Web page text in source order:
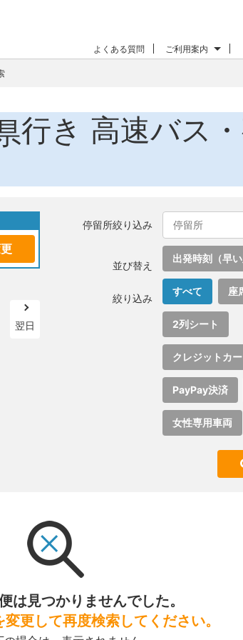
よくある質問 ご利用案内
行き 高速バス
翌日
停留所絞り込み
並び替え
出発時刻（早い
絞り込み
すべて 座
2列シート
クレジットカ
PayPay決済
女性専用車両
は見つかりませんでした。
更して再度検索してください。